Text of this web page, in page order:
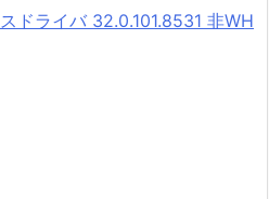
ドライバ 32.0.101.8531 非WH